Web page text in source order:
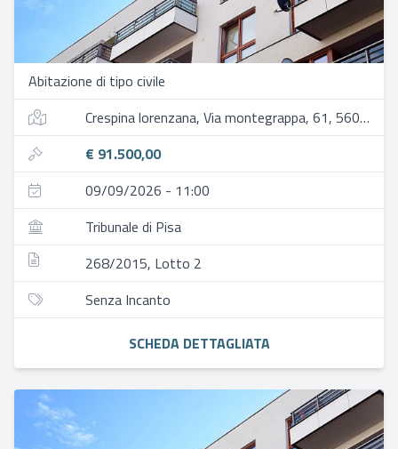
Abitazione di tipo civile
Crespina lorenzana, Via montegrappa, 61, 56040 crespina lorenzana pi, italia
€ 91.500,00
09/09/2026 - 11:00
Tribunale di Pisa
268/2015, Lotto 2
Senza Incanto
SCHEDA DETTAGLIATA